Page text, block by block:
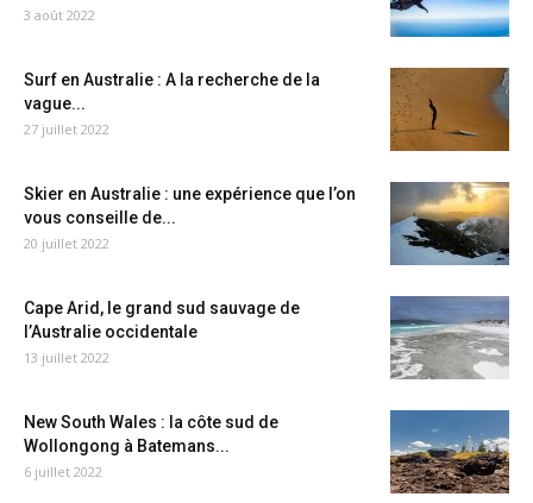
3 août 2022
Surf en Australie : A la recherche de la
vague...
27 juillet 2022
Skier en Australie : une expérience que l’on
vous conseille de...
20 juillet 2022
Cape Arid, le grand sud sauvage de
l’Australie occidentale
13 juillet 2022
New South Wales : la côte sud de
Wollongong à Batemans...
6 juillet 2022